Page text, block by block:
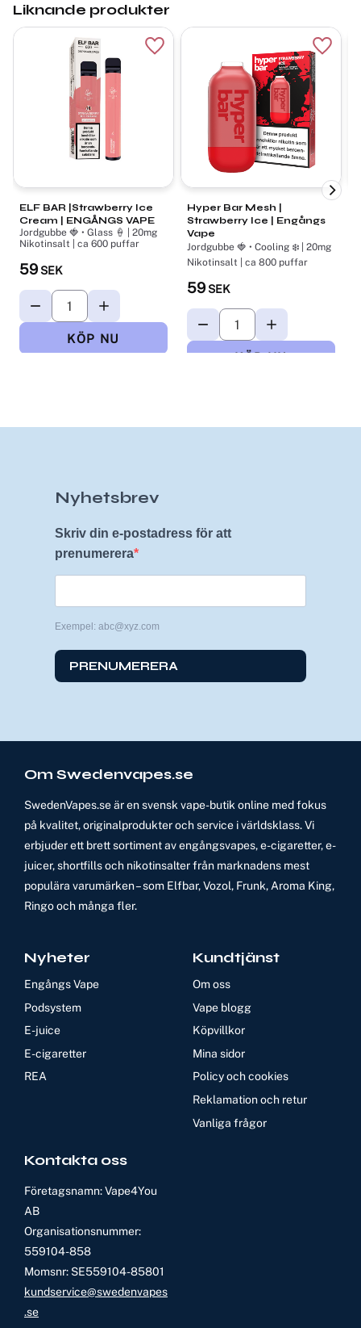
Liknande produkter
ELF BAR |Strawberry Ice
Cream | ENGÅNGS VAPE
Jordgubbe 🍓 • Glass 🍦 | 20mg
Nikotinsalt | ca 600 puffar
59 SEK
Lägg till i favoriter
Hyper Bar Mesh |
Strawberry Ice | Engångs
Vape
Jordgubbe 🍓 • Cooling ❄️ | 20mg
Nikotinsalt | ca 800 puffar
59 SEK
Lägg
Nyhetsbrev
Skriv din e-postadress för att
prenumerera
Exempel: abc@xyz.com
PRENUMERERA
Om Swedenvapes.se
SwedenVapes.se är en svensk vape-butik online med fokus
på kvalitet, originalprodukter och service i världsklass. Vi
erbjuder ett brett sortiment av engångsvapes, e-cigaretter, e-
juicer, shortfills och nikotinsalter från marknadens mest
populära varumärken – som Elfbar, Vozol, Frunk, Aroma King,
Ringo och många fler.
Nyheter
Engångs Vape
Podsystem
E-juice
E-cigaretter
REA
Kundtjänst
Om oss
Vape blogg
Köpvillkor
Mina sidor
Policy och cookies
Reklamation och retur
Vanliga frågor
Kontakta oss
Företagsnamn: Vape4You
AB
Organisationsnummer:
559104-858
Momsnr: SE559104-85801
kundservice@swedenvapes
.se